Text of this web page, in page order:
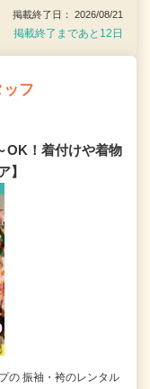
掲載終了日： 2026/08/21
掲載終了まであと12日
フ
OK！着付けや着物
】
の 振袖・袴のレンタル